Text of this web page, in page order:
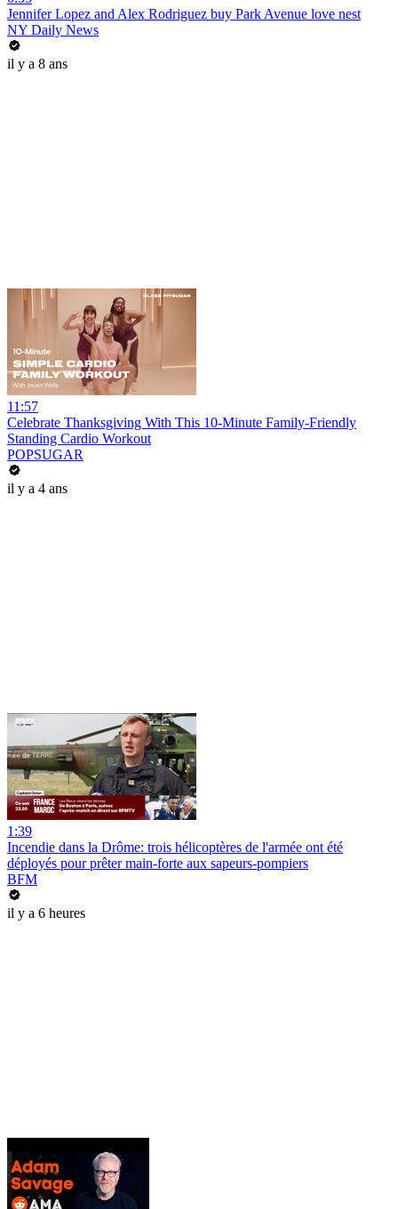
Jennifer Lopez and Alex Rodriguez buy Park Avenue love nest
NY Daily News
il y a 8 ans
11:57
Celebrate Thanksgiving With This 10-Minute Family-Friendly
Standing Cardio Workout
POPSUGAR
il y a 4 ans
1:39
Incendie dans la Drôme: trois hélicoptères de l'armée ont été
déployés pour prêter main-forte aux sapeurs-pompiers
BFM
il y a 6 heures